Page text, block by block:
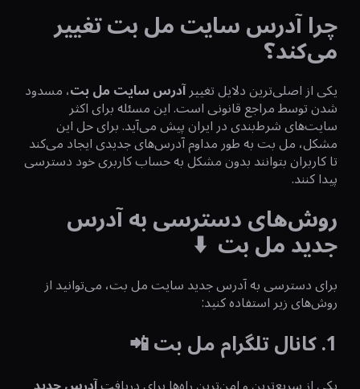
چرا آدرس سایت مل بت تغییر
می‌کند؟
یکی از اصلی‌ترین دلایل تغییرآدرس سایت مل بت، مسدود
شدن توسط مراجع قانونی است. این مسئله برای اکثر
سایت‌های شرط‌بندی در ایران پیش می‌آید. برای حل این
مشکل، مل بت به طور مداوم آدرس‌های جدیدی ایجاد می‌کند
تا کاربران بتوانند بدون مشکل به حساب کاربری خود دسترسی
پیدا کنند.
روش‌های دسترسی به آدرس
جدید مل بت ⬇️
برای دسترسی به آدرس جدید سایت مل بت، می‌توانید از
روش‌های زیر استفاده کنید:
1. کانال تلگرام مل بت 📲